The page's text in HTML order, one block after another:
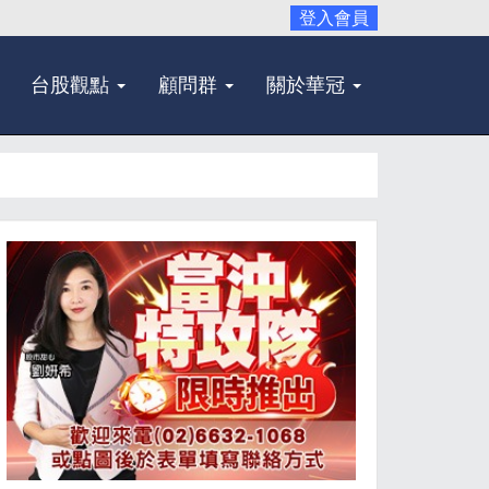
登入會員
台股觀點 顧問群 關於華冠